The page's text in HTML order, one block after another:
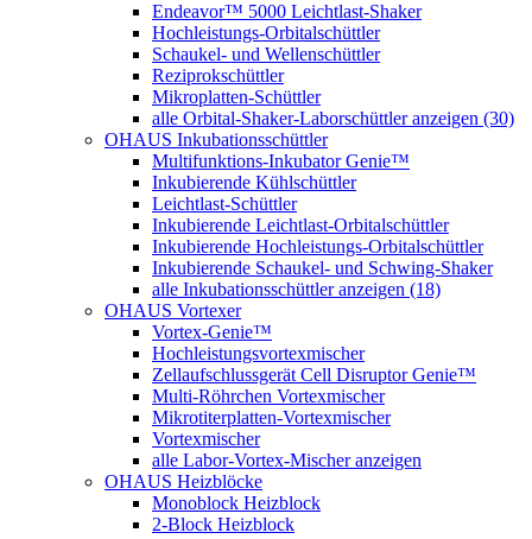
Endeavor™ 5000 Leichtlast-Shaker
Hochleistungs-Orbitalschüttler
Schaukel- und Wellenschüttler
Reziprokschüttler
Mikroplatten-Schüttler
alle Orbital-Shaker-Laborschüttler anzeigen (30)
OHAUS Inkubationsschüttler
Multifunktions-Inkubator Genie™
Inkubierende Kühlschüttler
Leichtlast-Schüttler
Inkubierende Leichtlast-Orbitalschüttler
Inkubierende Hochleistungs-Orbitalschüttler
Inkubierende Schaukel- und Schwing-Shaker
alle Inkubationsschüttler anzeigen (18)
OHAUS Vortexer
Vortex-Genie™
Hochleistungsvortexmischer
Zellaufschlussgerät Cell Disruptor Genie™
Multi-Röhrchen Vortexmischer
Mikrotiterplatten-Vortexmischer
Vortexmischer
alle Labor-Vortex-Mischer anzeigen
OHAUS Heizblöcke
Monoblock Heizblock
2-Block Heizblock